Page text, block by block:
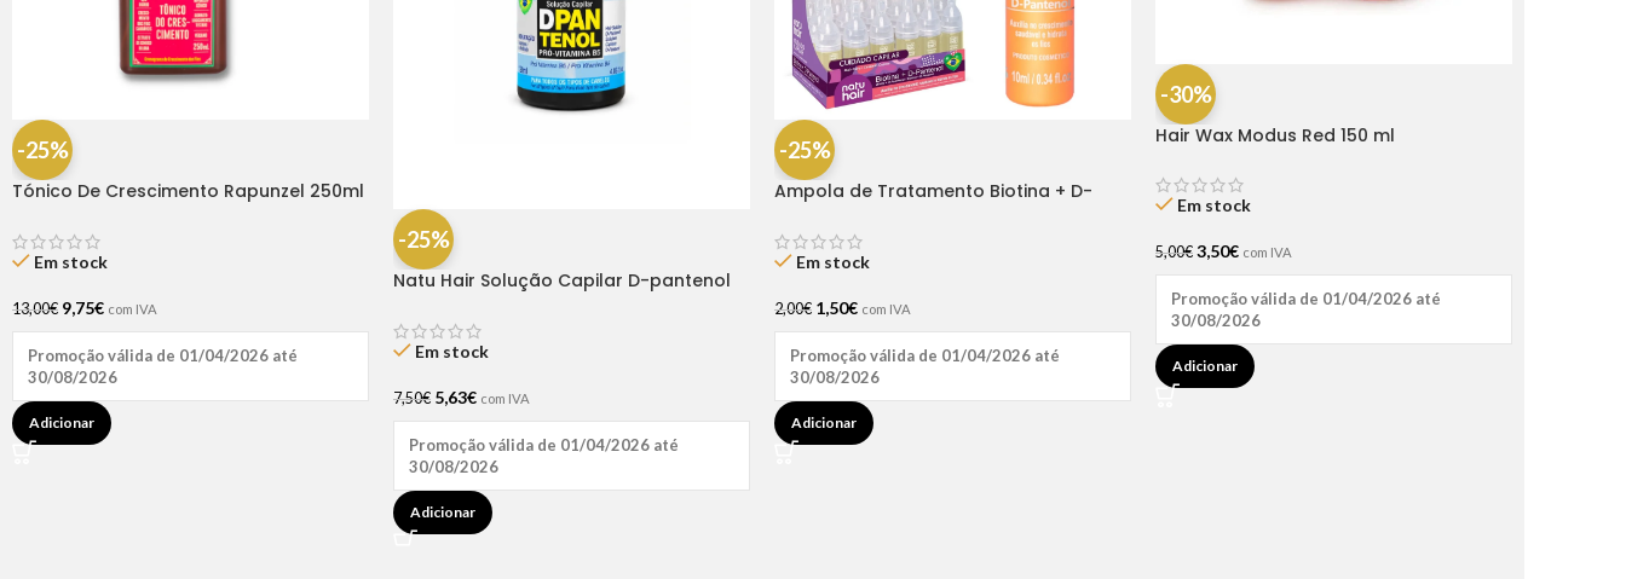
-25%
Tónico De Crescimento Rapunzel 250ml
Em stock
13,00€ 9,75€ com IVA
Promoção válida de 01/04/2026 até
30/08/2026
Adicionar
-25%
Natu Hair Solução Capilar D-pantenol
Em stock
7,50€ 5,63€ com IVA
Promoção válida de 01/04/2026 até
30/08/2026
Adicionar
-25%
Ampola de Tratamento Biotina + D-
Em stock
2,00€ 1,50€ com IVA
Promoção válida de 01/04/2026 até
30/08/2026
Adicionar
-30%
Hair Wax Modus Red 150 ml
Em stock
5,00€ 3,50€ com IVA
Promoção válida de 01/04/2026 até
30/08/2026
Adicionar